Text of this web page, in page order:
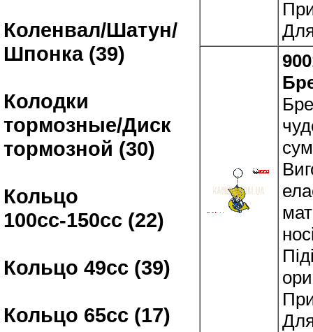
Коленвал/Шатун/
Шпонка (39)
Колодки
тормозные/Диск
тормозной (30)
Кольцо
100сс-150сс (22)
Кольцо 49сс (39)
Кольцо 65сс (17)